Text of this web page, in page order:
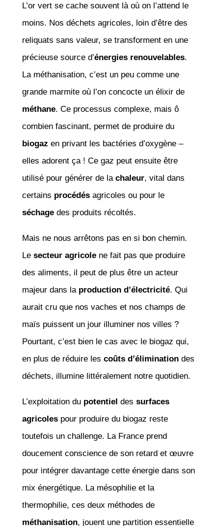
L’or vert se cache souvent là où on l’attend le
moins. Nos déchets agricoles, loin d’être des
reliquats sans valeur, se transforment en une
précieuse source d’énergies renouvelables.
La méthanisation, c’est un peu comme une
grande marmite où l’on concocte un élixir de
méthane. Ce processus complexe, mais ô
combien fascinant, permet de produire du
biogaz en privant les bactéries d’oxygène –
elles adorent ça ! Ce gaz peut ensuite être
utilisé pour générer de la chaleur, vital dans
certains procédésagricoles ou pour le
séchagedes produits récoltés.
Mais ne nous arrêtons pas en si bon chemin.
Le secteur agricolene fait pas que produire
des aliments, il peut de plus être un acteur
majeur dans la production d’électricité. Qui
aurait cru que nos vaches et nos champs de
maïs puissent un jour illuminer nos villes ?
Pourtant, c’est bien le cas avec le biogaz qui,
en plus de réduire les coûts d’éliminationdes
déchets, illumine littéralement notre quotidien.
L’exploitation du potentiel des surfaces
agricolespour produire du biogaz reste
toutefois un challenge. La France prend
doucement conscience de son retard et œuvre
pour intégrer davantage cette énergie dans son
mix énergétique. La mésophilie et la
thermophilie, ces deux méthodes de
méthanisation, jouent une partition essentielle